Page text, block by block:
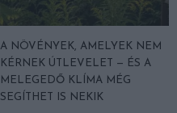
A NÖVÉNYEK, AMELYEK NEM
KÉRNEK ÚTLEVELET — ÉS A
MELEGEDŐ KLÍMA MÉG
SEGÍTHET IS NEKIK